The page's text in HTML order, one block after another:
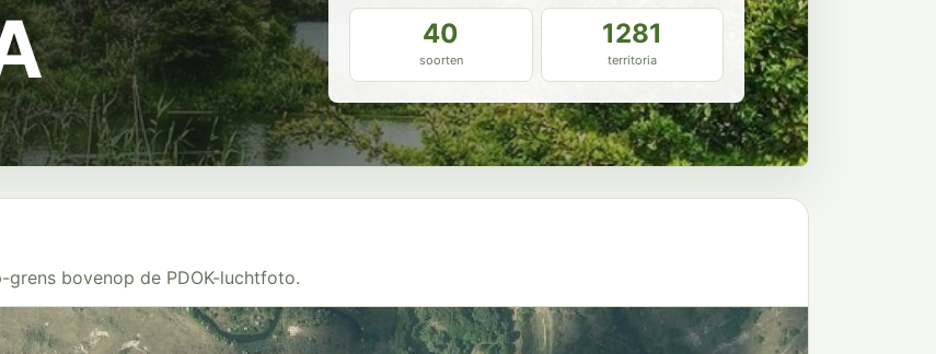
40
soorten
1281
territoria
bovenop de PDOK-luchtfoto.